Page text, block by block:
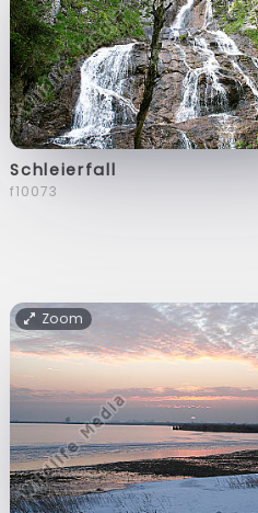
Schleierfall
f10073
Zoom